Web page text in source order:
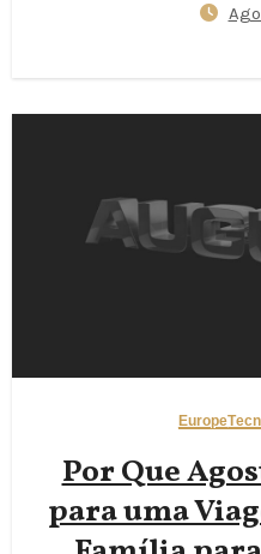
Europe
Por Que
para uma